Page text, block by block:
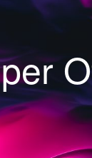
per